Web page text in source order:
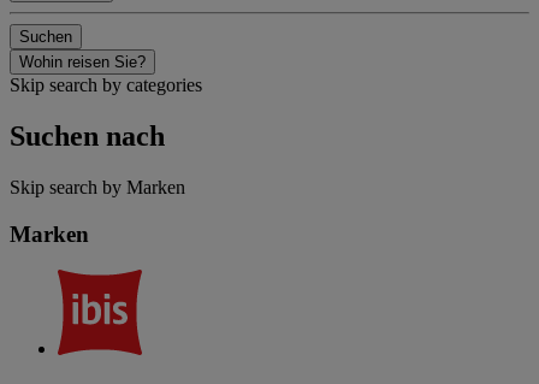
Suchen
Wohin reisen Sie?
Skip search by categories
Suchen nach
Skip search by Marken
Marken